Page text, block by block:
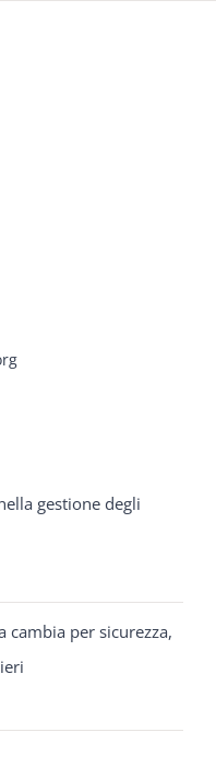
gestione degli
cambia per sicurezza,